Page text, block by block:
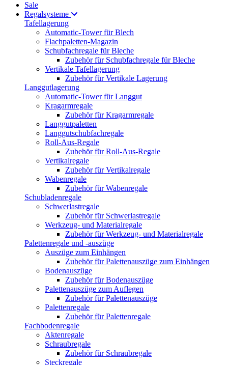
Sale
Regalsysteme
Tafellagerung
Automatic-Tower für Blech
Flachpaletten-Magazin
Schubfachregale für Bleche
Zubehör für Schubfachregale für Bleche
Vertikale Tafellagerung
Zubehör für Vertikale Lagerung
Langgutlagerung
Automatic-Tower für Langgut
Kragarmregale
Zubehör für Kragarmregale
Langgutpaletten
Langgutschubfachregale
Roll-Aus-Regale
Zubehör für Roll-Aus-Regale
Vertikalregale
Zubehör für Vertikalregale
Wabenregale
Zubehör für Wabenregale
Schubladenregale
Schwerlastregale
Zubehör für Schwerlastregale
Werkzeug- und Materialregale
Zubehör für Werkzeug- und Materialregale
Palettenregale und -auszüge
Auszüge zum Einhängen
Zubehör für Palettenauszüge zum Einhängen
Bodenauszüge
Zubehör für Bodenauszüge
Palettenauszüge zum Auflegen
Zubehör für Palettenauszüge
Palettenregale
Zubehör für Palettenregale
Fachbodenregale
Aktenregale
Schraubregale
Zubehör für Schraubregale
Steckregale